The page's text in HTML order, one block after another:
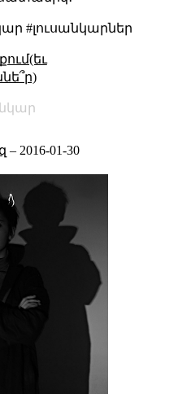
#լուսանկարներ
– 2016-01-30